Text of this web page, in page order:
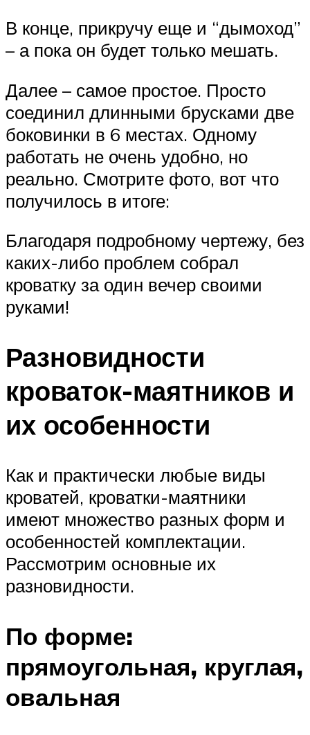
В конце, прикручу еще и “дымоход”
– а пока он будет только мешать.
Далее – самое простое. Просто
соединил длинными брусками две
боковинки в 6 местах. Одному
работать не очень удобно, но
реально. Смотрите фото, вот что
получилось в итоге:
Благодаря подробному чертежу, без
каких-либо проблем собрал
кроватку за один вечер своими
руками!
Разновидности
кроваток-маятников и
их особенности
Как и практически любые виды
кроватей, кроватки-маятники
имеют множество разных форм и
особенностей комплектации.
Рассмотрим основные их
разновидности.
По форме:
прямоугольная, круглая,
овальная